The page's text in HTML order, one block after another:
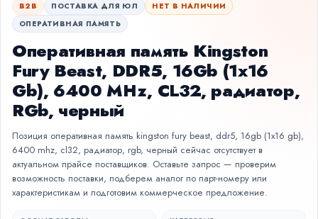
B2B ПОСТАВКА ДЛЯ ЮЛ
НЕТ В НАЛИЧИИ
ОПЕРАТИВНАЯ ПАМЯТЬ
Оперативная память Kingston
Fury Beast, DDR5, 16Gb (1x16
Gb), 6400 MHz, CL32, радиатор,
RGb, черный
Позиция оперативная память kingston fury beast, ddr5, 16gb (1x16 gb),
6400 mhz, cl32, радиатор, rgb, черный сейчас отсутствует в
актуальном прайсе поставщиков. Оставьте запрос — проверим
возможность поставки, подберем аналог по парт-номеру или
характеристикам и подготовим коммерческое предложение.